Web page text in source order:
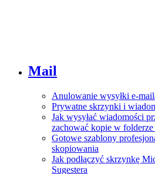
Mail
Anulowanie wysyłki e-
Prywatne skrzynki i
Jak wysyłać wiadomości
zachować kopie w folderze
Gotowe szablony
skopiowania
Jak podłączyć skrzynkę
Sugestera